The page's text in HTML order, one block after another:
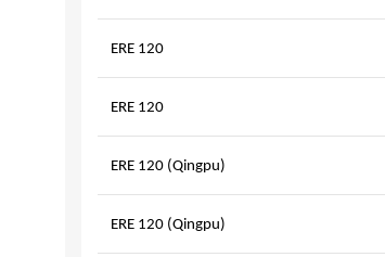
ERE 120
ERE 120
ERE 120 (Qingpu)
ERE 120 (Qingpu)